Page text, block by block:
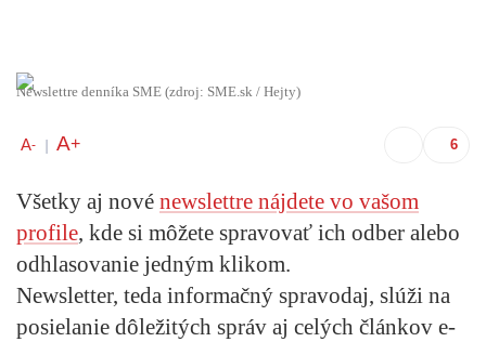
Newslettre denníka SME (zdroj: SME.sk / Hejty)
A- A+
Všetky aj nové newslettre nájdete vo vašom
profile, kde si môžete spravovať ich odber alebo
odhlasovanie jedným klikom.
Newsletter, teda informačný spravodaj, slúži na
posielanie dôležitých správ aj celých článkov e-